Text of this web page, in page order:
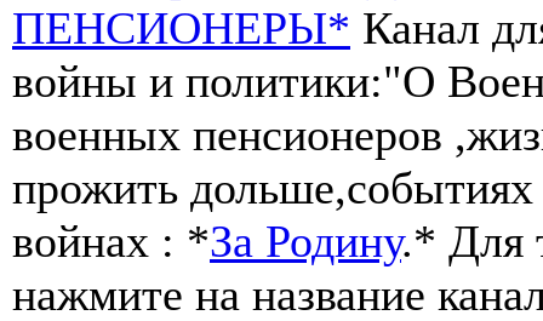
ПЕНСИОНЕРЫ* Канал
войны и политики:"О
военных пенсионеров
прожить
войнах : *За Родину.* Для
нажмите на название